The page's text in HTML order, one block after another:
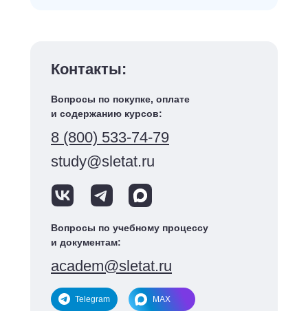
Контакты:
8 (800) 533-74-79
study@sletat.ru
Вопросы по покупке, оплате
и содержанию курсов:
Вопросы по учебному процессу
и документам:
Telegram MAX
academ@sletat.ru